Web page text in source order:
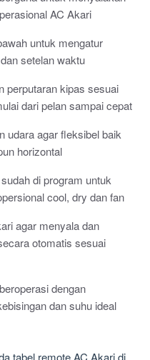
AC Akari
untuk mengatur
setelan waktu
perputaran kipas sesuai
dari pelan sampai cepat
udara agar fleksibel baik
horizontal
di program untuk
cool, dry dan fan
agar menyala dan
otomatis sesuai
dengan
dan suhu ideal
tabel remote AC Akari di